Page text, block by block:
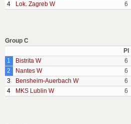
4
Lok. Zagreb W 6
Group C
Pl
1
Bistrita W 6
2
Nantes W 6
3
Bensheim-Auerbach W 6
4
MKS Lublin W 6